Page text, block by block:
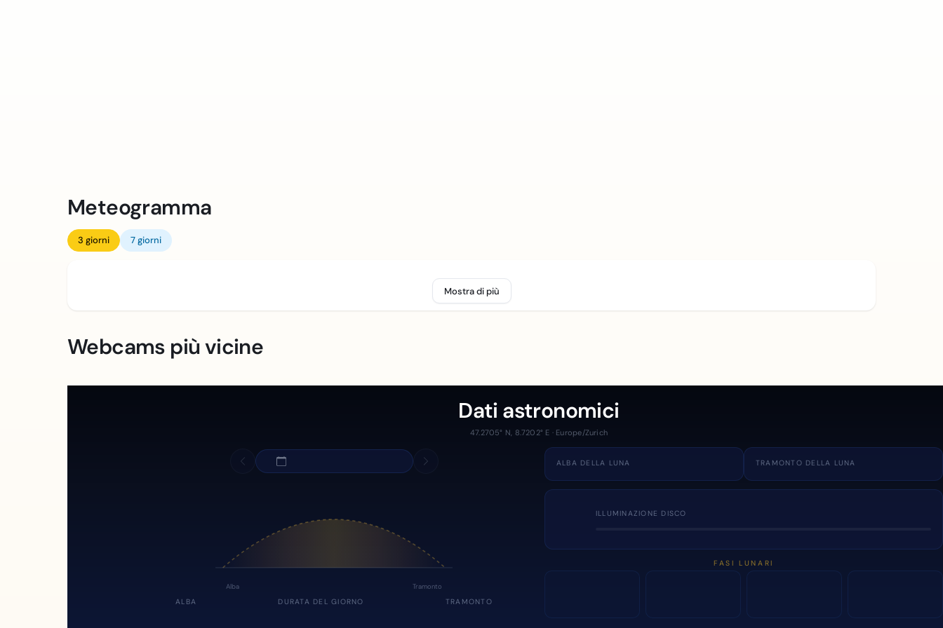
Meteogramma
3 giorni 7 giorni
Mostra di più
Webcams più vicine
Dati astronomici
47.2705° N, 8.7202° E · Europe/Zurich
Alba Tramonto
ALBA DURATA DEL GIORNO TRAMONTO
ALBA DELLA LUNA TRAMONTO DELLA LUNA
ILLUMINAZIONE DISCO
FASI LUNARI